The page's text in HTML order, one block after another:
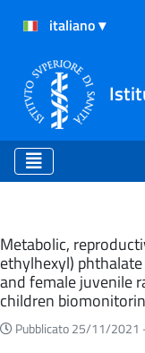
Eventi
Metabolic,
ethylhexyl)
and female juvenile
children
Pubblicato 25/11/2021